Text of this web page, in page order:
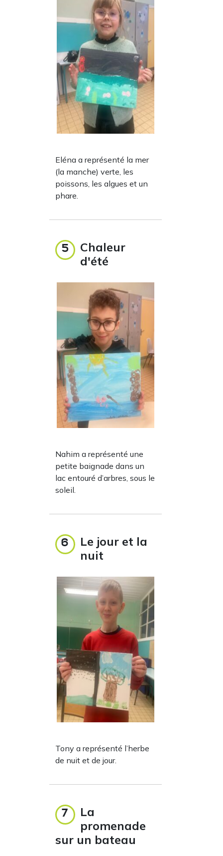
Eléna a représenté la mer
(la manche) verte, les
poissons, les algues et un
phare.
5
Chaleur
d'été
Nahim a représenté une
petite baignade dans un
lac entouré d’arbres, sous le
soleil.
6
Le jour et la
nuit
Tony a représenté l’herbe
de nuit et de jour.
7
La
promenade
sur un bateau